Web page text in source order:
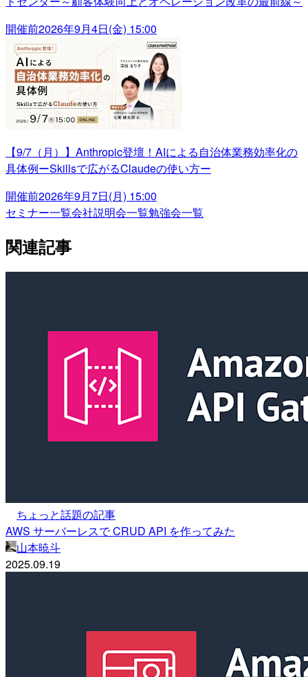
開催前2026年9月4日(金) 15:00
【9/7（月）】Anthropic登壇！AIによる自治体業務効率化の
具体例ーSkillsで広がるClaudeの使い方ー
開催前2026年9月7日(月) 15:00
セミナー一覧会社説明会一覧勉強会一覧
関連記事
ちょっと話題の記事
AWS サーバーレスで CRUD API を作ってみた
山本暁斗
2025.09.19